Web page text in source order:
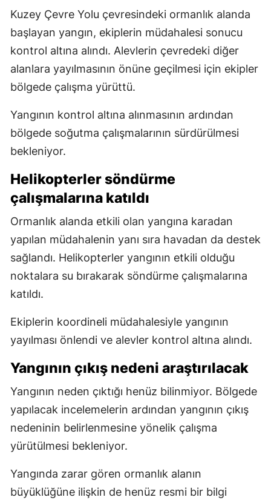
Kuzey Çevre Yolu çevresindeki ormanlık alanda
başlayan yangın, ekiplerin müdahalesi sonucu
kontrol altına alındı. Alevlerin çevredeki diğer
alanlara yayılmasının önüne geçilmesi için ekipler
bölgede çalışma yürüttü.
Yangının kontrol altına alınmasının ardından
bölgede soğutma çalışmalarının sürdürülmesi
bekleniyor.
Helikopterler söndürme
çalışmalarına katıldı
Ormanlık alanda etkili olan yangına karadan
yapılan müdahalenin yanı sıra havadan da destek
sağlandı. Helikopterler yangının etkili olduğu
noktalara su bırakarak söndürme çalışmalarına
katıldı.
Ekiplerin koordineli müdahalesiyle yangının
yayılması önlendi ve alevler kontrol altına alındı.
Yangının çıkış nedeni araştırılacak
Yangının neden çıktığı henüz bilinmiyor. Bölgede
yapılacak incelemelerin ardından yangının çıkış
nedeninin belirlenmesine yönelik çalışma
yürütülmesi bekleniyor.
Yangında zarar gören ormanlık alanın
büyüklüğüne ilişkin de henüz resmi bir bilgi